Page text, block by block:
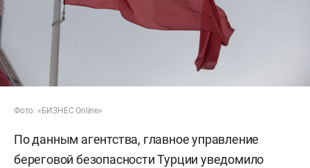
Фото: «БИЗНЕС Online»
По данным агентства, главное управление
береговой безопасности Турции уведомило